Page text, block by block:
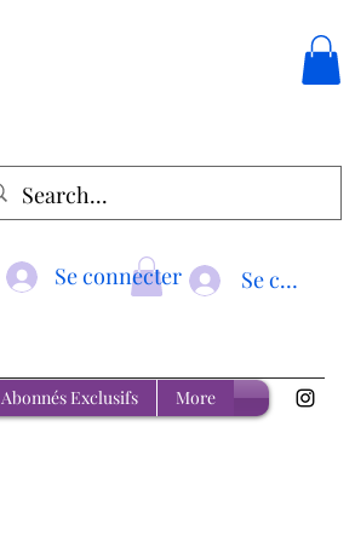
Se connecter
Se connecter
Abonnés Exclusifs More